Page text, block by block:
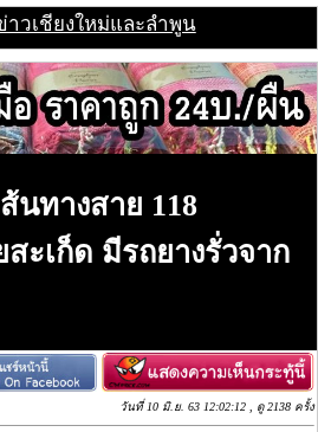
าวเชียงใหม่และลำพูน
นทางสาย 118
สะเก็ด มีรถยางรั่วจาก
วันที่ 10 มิ.ย. 63 12:02:12 , ดู 2138 ครั้ง